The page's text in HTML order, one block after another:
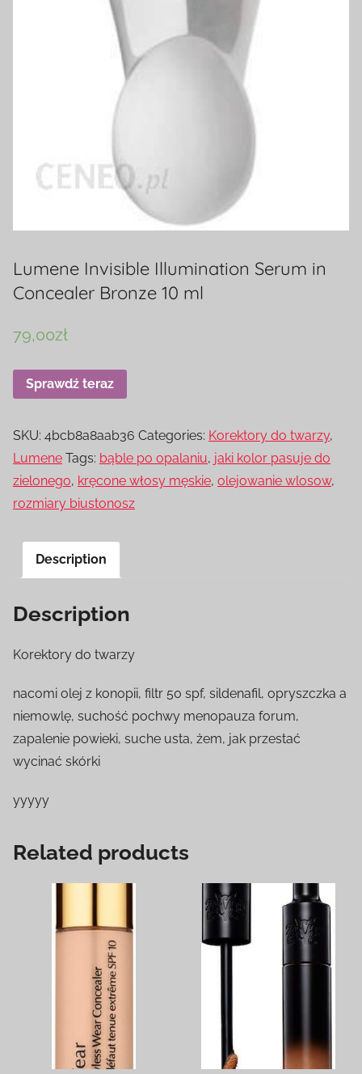
Lumene Invisible Illumination Serum in
Concealer Bronze 10 ml
79,00zł
Sprawdź teraz
SKU: 4bcb8a8aab36 Categories: Korektory do twarzy,
Lumene Tags: bąble po opalaniu, jaki kolor pasuje do
zielonego, kręcone włosy męskie, olejowanie wlosow,
rozmiary biustonosz
Description
Description
Korektory do twarzy
nacomi olej z konopii, filtr 50 spf, sildenafil, opryszczka a
niemowlę, suchość pochwy menopauza forum,
zapalenie powieki, suche usta, żem, jak przestać
wycinać skórki
yyyyy
Related products